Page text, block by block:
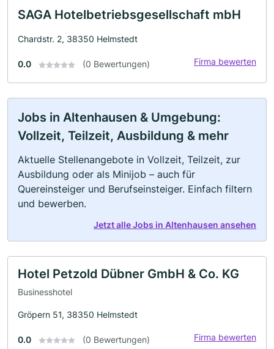
SAGA Hotelbetriebsgesellschaft mbH
Chardstr. 2, 38350 Helmstedt
0.0 (0 Bewertungen) Firma bewerten
Jobs in Altenhausen & Umgebung:
Vollzeit, Teilzeit, Ausbildung & mehr
Aktuelle Stellenangebote in Vollzeit, Teilzeit, zur
Ausbildung oder als Minijob – auch für
Quereinsteiger und Berufseinsteiger. Einfach filtern
und bewerben.
Jetzt alle Jobs in Altenhausen ansehen
Hotel Petzold Dübner GmbH & Co. KG
Businesshotel
Gröpern 51, 38350 Helmstedt
0.0 (0 Bewertungen) Firma bewerten